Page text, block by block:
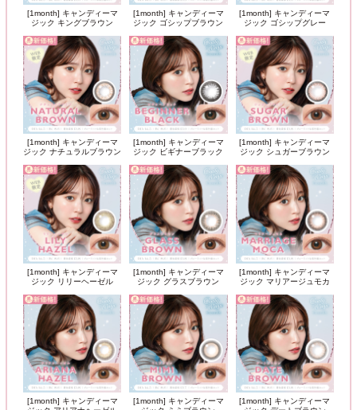
[1month] キャンディーマ
ジック キングブラウン
[1month] キャンディーマ
ジック ゴシップブラウン
[1month] キャンディーマ
ジック ゴシップグレー
[1month] キャンディーマ
ジック ナチュラルブラウン
[1month] キャンディーマ
ジック ビギナーブラック
[1month] キャンディーマ
ジック シュガーブラウン
[1month] キャンディーマ
ジック リリーヘーゼル
[1month] キャンディーマ
ジック グラスブラウン
[1month] キャンディーマ
ジック マリアージュモカ
[1month] キャンディーマ
[1month] キャンディーマ
[1month] キャンディーマ